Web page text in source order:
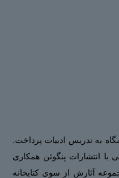
به تدریس ادبیات پرداخت.
تا سال ۱۹۸۹ به عنوان ویراستار آثار ادبی با انتشارات پنگوئن همکاری
مجموعه آثارش از سوی کتابخانه